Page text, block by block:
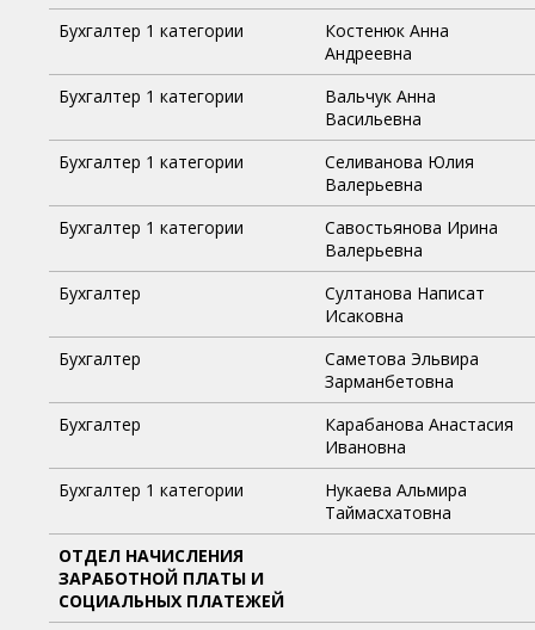
Бухгалтер 1 категории
Костенюк Анна
Андреевна
Бухгалтер 1 категории
Вальчук Анна
Васильевна
Бухгалтер 1 категории
Селиванова Юлия
Валерьевна
Бухгалтер 1 категории
Савостьянова Ирина
Валерьевна
Бухгалтер
Султанова Написат
Исаковна
Бухгалтер
Саметова Эльвира
Зарманбетовна
Бухгалтер
Карабанова Анастасия
Ивановна
Бухгалтер 1 категории
Нукаева Альмира
Таймасхатовна
ОТДЕЛ НАЧИСЛЕНИЯ
ЗАРАБОТНОЙ ПЛАТЫ И
СОЦИАЛЬНЫХ ПЛАТЕЖЕЙ